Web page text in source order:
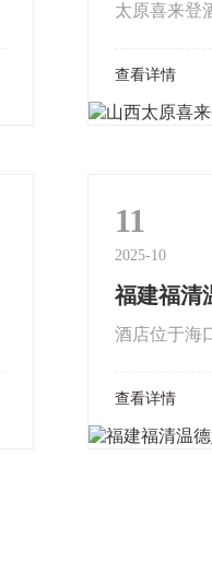
太原喜来登
南衔武宿国
园站。致力
查看详情
11
2025-10
福建福清
酒店位于海
假酒店，建
养疗区，及
查看详情